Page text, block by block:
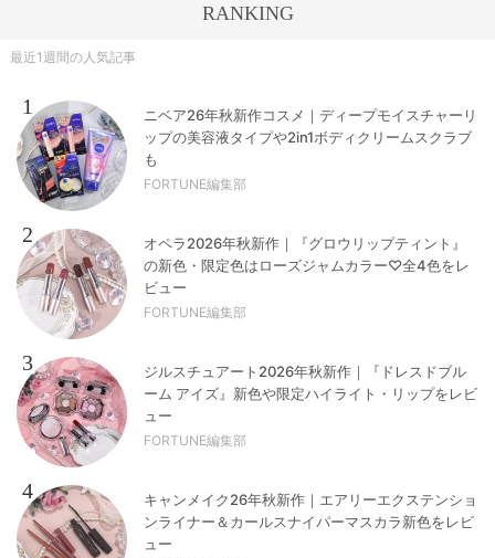
RANKING
最近1週間の人気記事
1
ニベア26年秋新作コスメ｜ディープモイスチャーリ
ップの美容液タイプや2in1ボディクリームスクラブ
も
FORTUNE編集部
2
オペラ2026年秋新作｜『グロウリップティント』
の新色・限定色はローズジャムカラー♡全4色をレ
ビュー
FORTUNE編集部
3
ジルスチュアート2026年秋新作｜『ドレスドブル
ーム アイズ』新色や限定ハイライト・リップをレビ
ュー
FORTUNE編集部
4
キャンメイク26年秋新作｜エアリーエクステンショ
ンライナー＆カールスナイパーマスカラ新色をレビ
ュー